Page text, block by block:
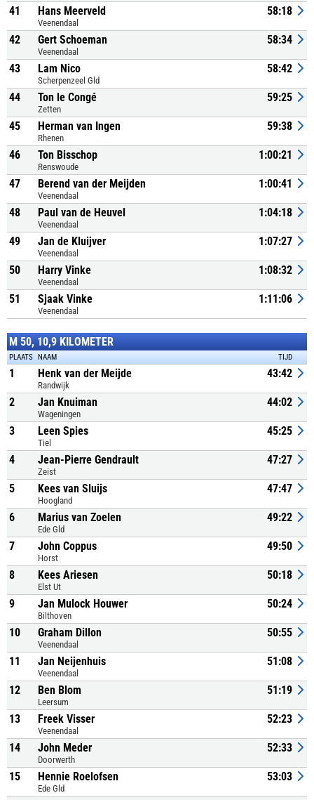
41 Hans Meerveld
Veenendaal
58:18
42 Gert Schoeman
Veenendaal
58:34
43 Lam Nico
Scherpenzeel Gld
58:42
44 Ton le Congé
Zetten
59:25
45 Herman van Ingen
Rhenen
59:38
46 Ton Bisschop
Renswoude
1:00:21
47 Berend van der Meijden
Veenendaal
1:00:41
48 Paul van de Heuvel
Veenendaal
1:04:18
49 Jan de Kluijver
Veenendaal
1:07:27
50 Harry Vinke
Veenendaal
1:08:32
51 Sjaak Vinke
Veenendaal
1:11:06
M 50, 10,9 KILOMETER
PLAATS NAAM TIJD
1 Henk van der Meijde
Randwijk
43:42
2 Jan Knuiman
Wageningen
44:02
3 Leen Spies
Tiel
45:25
4 Jean-Pierre Gendrault
Zeist
47:27
5 Kees van Sluijs
Hoogland
47:47
6 Marius van Zoelen
Ede Gld
49:22
7 John Coppus
Horst
49:50
8 Kees Ariesen
Elst Ut
50:18
9 Jan Mulock Houwer
Bilthoven
50:24
10 Graham Dillon
Veenendaal
50:55
11 Jan Neijenhuis
Veenendaal
51:08
12 Ben Blom
Leersum
51:19
13 Freek Visser
Veenendaal
52:23
14 John Meder
Doorwerth
52:33
15 Hennie Roelofsen
Ede Gld
53:03